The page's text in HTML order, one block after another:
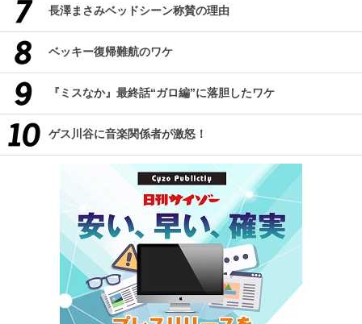
長澤まさみベッドシーン称賛の理由
ベッキー復帰難航のワケ
『ミスなか』最終話“ガロ編”に落胆したワケ
ゲス川谷に音楽関係者が激怒！